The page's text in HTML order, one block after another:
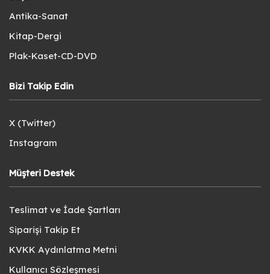
Antika-Sanat
Kitap-Dergi
Plak-Kaset-CD-DVD
Bizi Takip Edin
X (Twitter)
Instagram
Müşteri Destek
Teslimat ve İade Şartları
Siparişi Takip Et
KVKK Aydınlatma Metni
Kullanıcı Sözleşmesi